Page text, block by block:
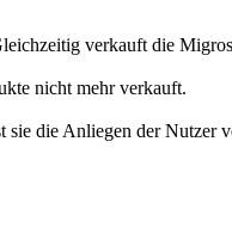
verkauft die
nicht mehr verkauft.
die Anliegen der